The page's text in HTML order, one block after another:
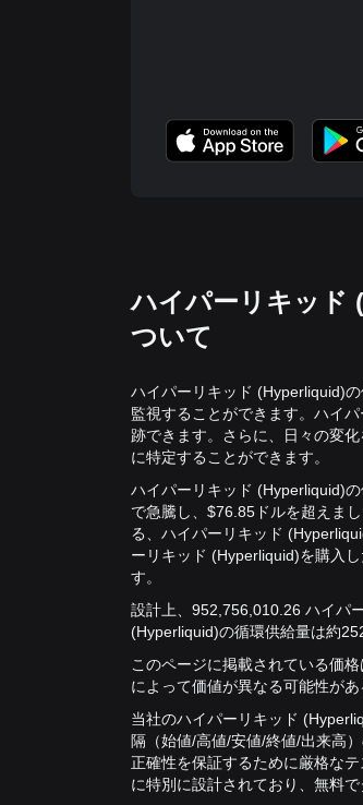
ハイパーリキッド
ついて
ハイパーリキッド (Hyperliquid)
監視することができます。ハイ
跡できます。さらに、日々の変
に特定することができます。
ハイパーリキッド (Hyperliquid)
で急騰し、$76.85ドルを超えまし
る、ハイパーリキッド
ーリキッド (Hyperliquid)を購入
す。
設計上、952,756,010.26 ハイパ
(Hyperliquid)の循環供給量は約
このページに掲載されている価
によって価値が異なる可能性が
当社のハイパーリキッド
隔（始値/高値/安値/終値/出来高
正確性を保証するために厳格な
に特別に設計されており、無料